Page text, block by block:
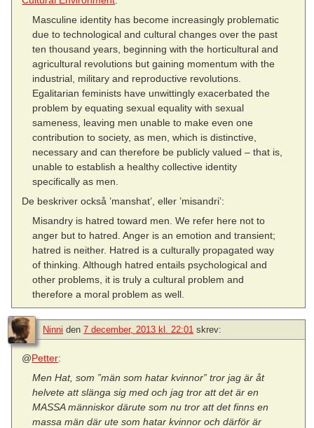
Masculine identity has become increasingly problematic
due to technological and cultural changes over the past
ten thousand years, beginning with the horticultural and
agricultural revolutions but gaining momentum with the
industrial, military and reproductive revolutions.
Egalitarian feminists have unwittingly exacerbated the
problem by equating sexual equality with sexual
sameness, leaving men unable to make even one
contribution to society, as men, which is distinctive,
necessary and can therefore be publicly valued – that is,
unable to establish a healthy collective identity
specifically as men.
De beskriver också ’manshat’, eller ’misandri’:
Misandry is hatred toward men. We refer here not to
anger but to hatred. Anger is an emotion and transient;
hatred is neither. Hatred is a culturally propagated way
of thinking. Although hatred entails psychological and
other problems, it is truly a cultural problem and
therefore a moral problem as well.
Ninni den 7 december, 2013 kl. 22:01 skrev:
@Petter:
Men Hat, som ”män som hatar kvinnor” tror jag är åt
helvete att slänga sig med och jag tror att det är en
MASSA människor därute som nu tror att det finns en
massa män där ute som hatar kvinnor och därför är